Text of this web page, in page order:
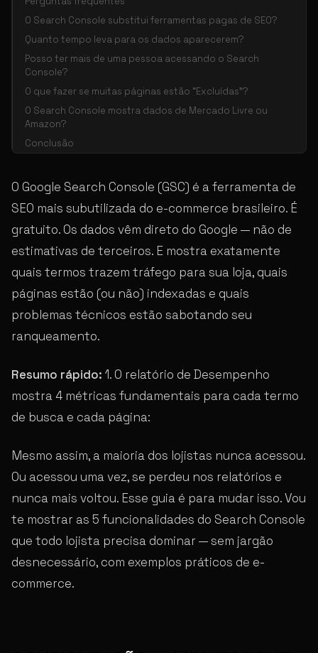
O Search Console substitui ferramentas pagas de SEO?
Quanto tempo leva para os dados aparecerem?
Posso ter mais de uma pessoa acessando o Search
Console?
O que fazer se muitas páginas estão “Excluídas”?
O Search Console mostra dados de Mercado Livre ou
Amazon?
Conclusão
O Google Search Console (GSC) é a ferramenta de
SEO mais subutilizada do e-commerce brasileiro. É
gratuito. Os dados vêm direto do Google — não de
estimativas de terceiros. E mostra exatamente
quais termos trazem tráfego para sua loja, quais
páginas estão (ou não) indexadas e quais
problemas técnicos estão sabotando seu
ranqueamento.
Resumo rápido: 1. O relatório de Desempenho
mostra 4 métricas fundamentais para cada termo
de busca e cada página:
Mesmo assim, a maioria dos lojistas nunca acessou.
Ou acessou uma vez, se perdeu nos relatórios e
nunca mais voltou. Esse guia é para mudar isso. Vou
te mostrar as 5 funcionalidades do Search Console
que todo lojista precisa dominar — sem jargão
desnecessário, com exemplos práticos de e-
commerce.